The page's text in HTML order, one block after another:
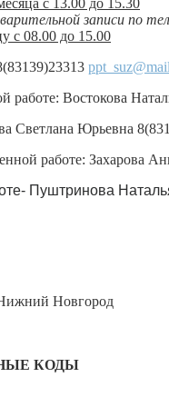
записи по
с 08.00 до 15.00
работе: Востокова
Светлана Юрьевна
работе: Захарова
Пуштринова
Новгород
КОДЫ